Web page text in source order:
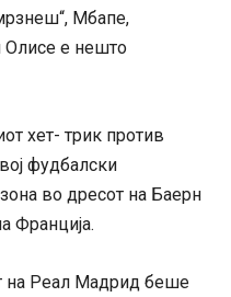
Мбапе,
Олисе е нешто
хет- трик против
фудбалски
во дресот на Баерн
Франција.
на Реал Мадрид беше